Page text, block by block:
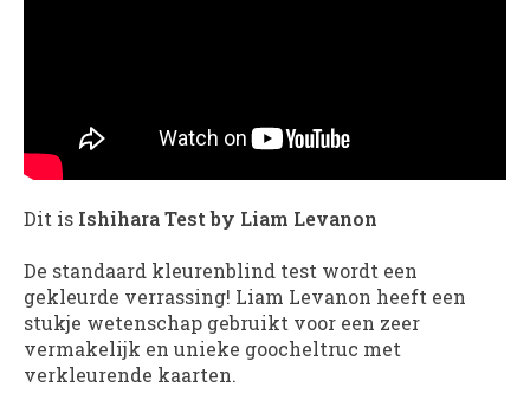
Dit is Ishihara Test by Liam Levanon
De standaard kleurenblind test wordt een
gekleurde verrassing! Liam Levanon heeft een
stukje wetenschap gebruikt voor een zeer
vermakelijk en unieke goocheltruc met
verkleurende kaarten.